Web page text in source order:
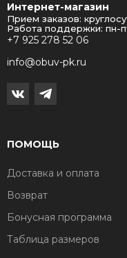
Интернет-магазин
Прием заказов:
Работа поддержки: пн-
+7 925 278 52 06
info@obuv-pk.ru
ПОМОЩЬ
Доставка и оплата
Возврат
Бонусная программа
Таблица размеров